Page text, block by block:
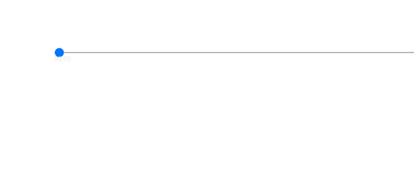
00:00